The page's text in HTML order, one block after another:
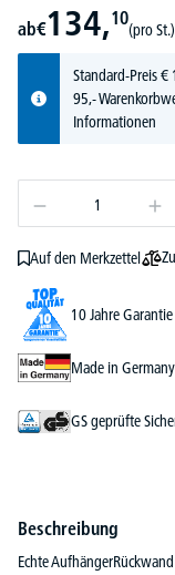
ab€134,10
(pro St.)
Standard-Preis€
95,-
Informationen
Auf den Merkzettel
10 Jahre Garantie
Made in Germany
GS geprüfte
Beschreibung
Echte